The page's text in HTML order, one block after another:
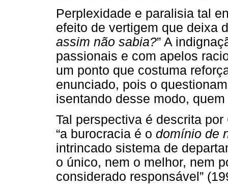
Perplexidade e paralisia tal
efeito de vertigem que deixa
assim não sabia?” A
passionais e com apelos
um ponto que costuma
enunciado, pois o
isentando desse modo,
Tal perspectiva é descrita
“a burocracia é o domínio de
intrincado sistema de
o único, nem o melhor, nem
considerado responsável”